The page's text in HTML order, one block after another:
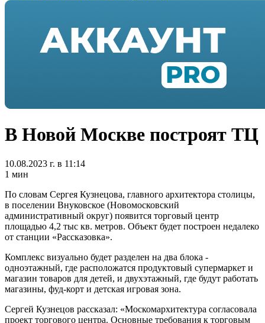
В Новой Москве построят ТЦ
10.08.2023 г. в 11:14
1 мин
По словам Сергея Кузнецова, главного архитектора столицы,
в поселении Внуковское (Новомосковский
административный округ) появится торговый центр
площадью 4,2 тыс кв. метров. Объект будет построен недалеко
от станции «Рассказовка».
Комплекс визуально будет разделен на два блока -
одноэтажный, где расположатся продуктовый супермаркет и
магазин товаров для детей, и двухэтажный, где будут работать
магазины, фуд-корт и детская игровая зона.
Сергей Кузнецов рассказал: «Москомархитектура согласовала
проект торгового центра. Основные требования к торговым